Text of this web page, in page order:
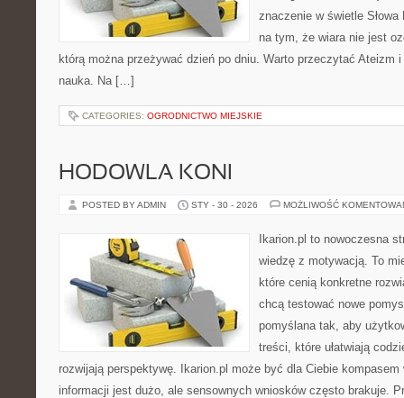
znaczenie w świetle Słowa
na tym, że wiara nie jest
którą można przeżywać dzień po dniu. Warto przeczytać Ateizm
nauka. Na […]
CATEGORIES: OGRODNICTWO MIEJSKIE
HODOWLA KONI
POSTED BY ADMIN STY - 30 - 2026 MOŻLIWOŚĆ
Ikarion.pl to nowoczesna
wiedzę z motywacją. To
które cenią konkretne
chcą testować nowe
pomyślana tak, aby
treści, które ułatwiają
rozwijają perspektywę. Ikarion.pl może być dla Ciebie
informacji jest dużo, ale sensownych wniosków często brakuje.